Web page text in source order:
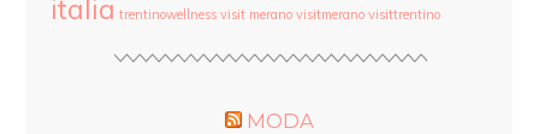
italia trentinowellness visit merano visitmerano visittrentino
MODA